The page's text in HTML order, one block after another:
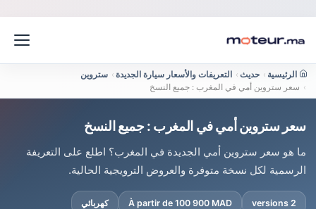
الرئيسية › حديث › التعريفات والأسعار سيارة الجديدة › ستروين
› سعر ستروين أمي في المغرب : جميع النسخ
سعر ستروين أمي في المغرب : جميع النسخ
ما هو سعر ستروين أمي الجديدة في المغرب؟ اطلع على التعريفة
الرسمية لكل نسخة متوفرة والعروض الترويجية الحالية.
2 versions
À partir de 100 900 MAD كهربائي